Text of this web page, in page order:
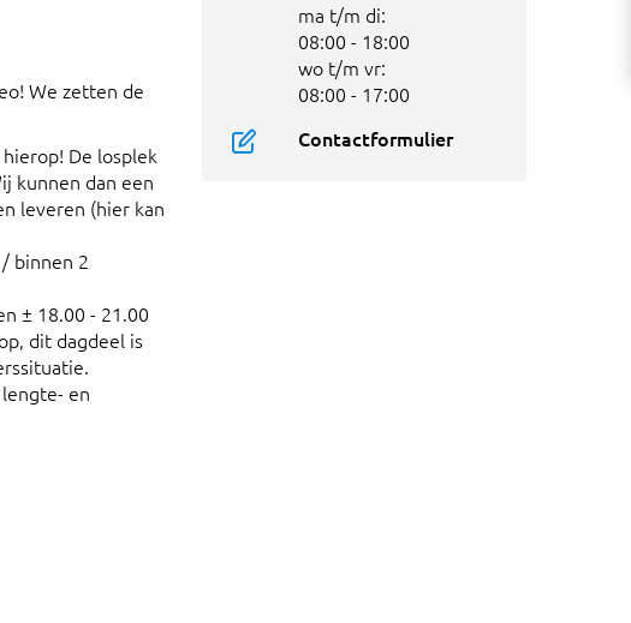
We zetten de
De losplek
kunnen dan een
leveren (hier kan
binnen 2
± 18.00 - 21.00
dit dagdeel is
en
ma t/m di:
08:00 - 18:00
wo t/m vr:
08:00 - 17:00
Contactformulier